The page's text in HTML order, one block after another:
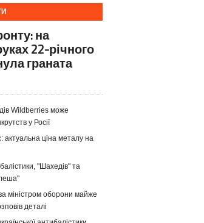
на
22-річного
граната
Wildberries може
у Росії
актуальна ціна металу на
"Шахедів" та
міністром оборони майже
деталі